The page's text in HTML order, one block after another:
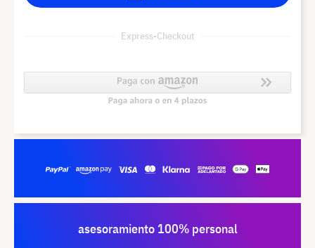
Express-Checkout
asesoramiento 100% personal